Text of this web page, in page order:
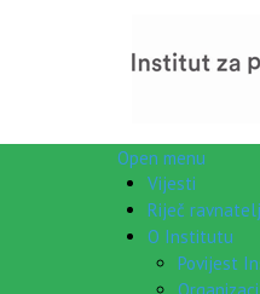
Open menu
Vijesti
Riječ
O Institutu
Povijest